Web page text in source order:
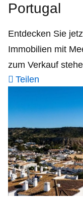
Portugal
Entdecken Sie
Immobilien mit
zum Verkauf
Teilen